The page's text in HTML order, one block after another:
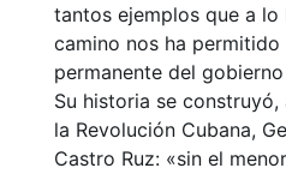
tantos ejemplos que a lo
camino nos ha
permanente del
Su historia se
la Revolución Cubana,
Castro Ruz: «sin el